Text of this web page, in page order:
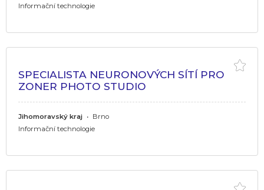
Informační technologie
SPECIALISTA NEURONOVÝCH SÍTÍ PRO
ZONER PHOTO STUDIO
Jihomoravský kraj • Brno
Informační technologie